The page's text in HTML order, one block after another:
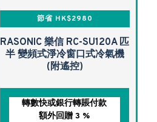
節省 HK$2980
RASONIC 樂信 RC-SU120A 匹
半 變頻式淨冷窗口式冷氣機
(附遙控)
轉數快或銀行轉賬付款
額外回贈 3 %